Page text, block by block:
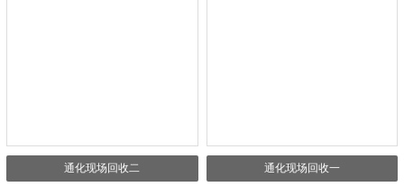
通化现场回收二 通化现场回收一